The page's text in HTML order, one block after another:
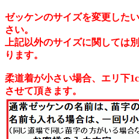
ゼッケンのサイズを変更した
さい。
上記以外のサイズに関しては
ります。
柔道着が小さい場合、エリ下
させて頂きます。